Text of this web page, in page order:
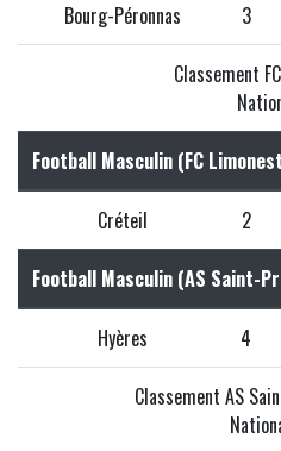
Bourg-Péronnas 3
Classement
Football Masculin (FC
Créteil 2
Football Masculin (AS Saint-
Hyères 4
Classement AS